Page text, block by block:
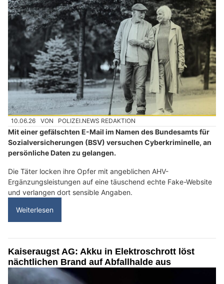
10.06.26 VON POLIZEI.NEWS REDAKTION
Mit einer gefälschten E-Mail im Namen des Bundesamts für
Sozialversicherungen (BSV) versuchen Cyberkriminelle, an
persönliche Daten zu gelangen.
Die Täter locken ihre Opfer mit angeblichen AHV-
Ergänzungsleistungen auf eine täuschend echte Fake-Website
und verlangen dort sensible Angaben.
Weiterlesen
Kaiseraugst AG: Akku in Elektroschrott löst
nächtlichen Brand auf Abfallhalde aus